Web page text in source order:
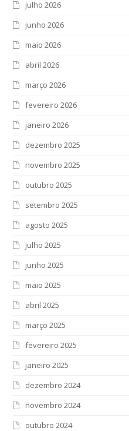
julho 2026
junho 2026
maio 2026
abril 2026
março 2026
fevereiro 2026
janeiro 2026
dezembro 2025
novembro 2025
outubro 2025
setembro 2025
agosto 2025
julho 2025
junho 2025
maio 2025
abril 2025
março 2025
fevereiro 2025
janeiro 2025
dezembro 2024
novembro 2024
outubro 2024